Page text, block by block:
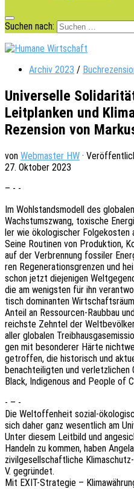
Suchen nach:
Archiv 2023 /
Universelle
Leitplanken und
Rezension von
von Webmaster HW ·
27. Oktober 2023
– - -
Im Wohl­stands­mo­dell des
Wachs­tums­zwang, toxi­sche
ler wie ökolo­gi­scher Folge­kos­ten
Seine Routi­nen von Produk­ti­on,
auf der Verbren­nung fossi­ler
ren Rege­ne­ra­ti­ons­gren­zen und
schon jetzt dieje­ni­gen
die am wenigs­ten für ihn
tisch domi­nan­ten
Anteil an Ressour­cen-Raub­bau
reichs­te Zehn­tel der
aller globa­len
gen mit beson­de­rer Härte
getrof­fen, die histo­risch und
benach­tei­lig­ten und verletz­li­chen
Black, Indi­ge­nous and People of
- – -
Die Welt­of­fen­heit sozial-
sich daher ganz wesent­lich am
Unter diesem Leit­bild und
Handeln zu kommen, haben
zivil­ge­sell­schaft­li­che
V. gegründet.
Mit EXIT-Stra­te­gie –